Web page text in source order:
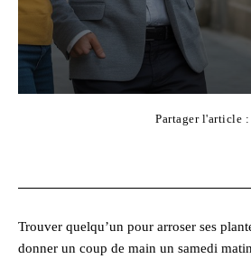
Partager l'article :
Trouver quelqu’un pour arroser ses
donner un coup de main un samedi